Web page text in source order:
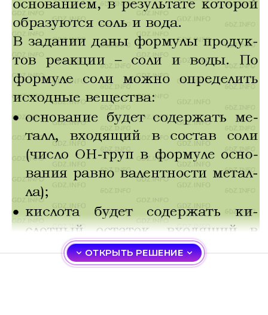
ОТКРЫТЬ РЕШЕНИЕ